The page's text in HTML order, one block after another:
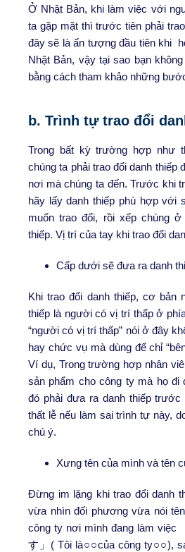
Ở Nhật Bản, khi làm việc với
ta gặp mặt thì trước tiên phải
đây sẽ là ấn tượng đầu tiên khi
Nhật Bản, vậy tại sao bạn
bằng cách tham khảo những
b. Trình tự trao đổi
Trong bất kỳ trường hợp như
chúng ta phải trao đổi danh thiếp
nơi mà chúng ta đến. Trước khi
hãy lấy danh thiếp phù hợp với
muốn trao đổi, rồi xếp chúng
thiếp. Vị trí của tay khi trao đổi
Cấp dưới sẽ đưa ra danh
Khi trao đổi danh thiếp, cơ bản
thiếp là người có vị trí thấp ở
“người có vị trí thấp” nói ở đây
hay chức vụ mà dùng để chỉ
Ví dụ, Trong trường hợp nhân
sản phẩm cho công ty mà họ đi
đó phải đưa ra danh thiếp
thất lễ nếu làm sai trình tự này,
chú ý.
Xưng tên của mình và tên
Đừng im lặng khi trao đổi danh
vừa nhìn đối phương vừa nói
công ty nơi mình đang làm việc
す」( Tôi là○○của công ty○○),